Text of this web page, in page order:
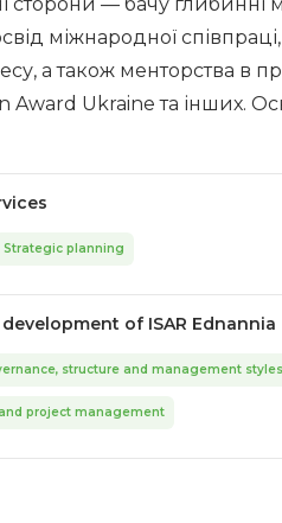
міжнародної співпраці,
а також менторства в
Award Ukraine та інших.
Strategic planning
of ISAR Ednannia
structure and management styles
project management